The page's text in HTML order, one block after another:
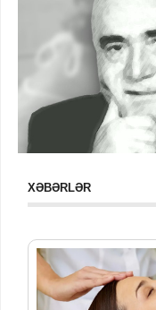
XƏBƏRLƏR